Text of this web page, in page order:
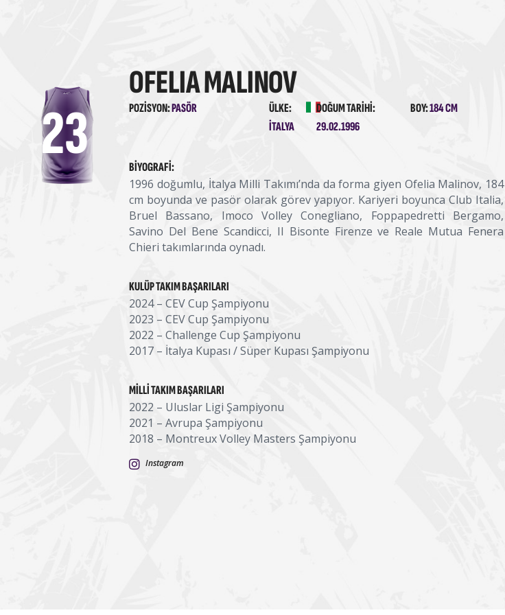
23
OFELIA MALINOV
POZISYON:PASÖR
ÜLKE:
ITALYA
DOĞUM TARIHI:
29.02.1996
BOY:184 CM
BIYOGRAFI:
1996 doğumlu, İtalya Milli Takımı’nda da forma giyen Ofelia Malinov, 184
cm boyunda ve pasör olarak görev yapıyor. Kariyeri boyunca Club Italia,
Bruel Bassano, Imoco Volley Conegliano, Foppapedretti Bergamo,
Savino Del Bene Scandicci, II Bisonte Firenze ve Reale Mutua Fenera
Chieri takımlarında oynadı.
KULÜP TAKIM BAŞARILARI
2024 – CEV Cup Şampiyonu
2023 – CEV Cup Şampiyonu
2022 – Challenge Cup Şampiyonu
2017 – İtalya Kupası / Süper Kupası Şampiyonu
MILLI TAKIM BAŞARILARI
2022 – Uluslar Ligi Şampiyonu
2021 – Avrupa Şampiyonu
2018 – Montreux Volley Masters Şampiyonu
Instagram